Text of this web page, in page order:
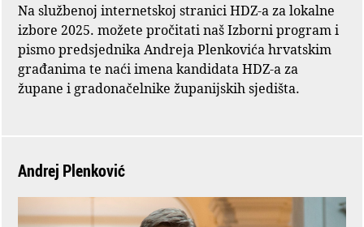
Na službenoj internetskoj stranici HDZ-a za lokalne
izbore 2025. možete pročitati naš Izborni program i
pismo predsjednika Andreja Plenkovića hrvatskim
građanima te naći imena kandidata HDZ-a za
župane i gradonačelnike županijskih sjedišta.
Andrej Plenković